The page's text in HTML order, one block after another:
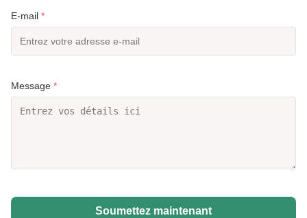
E-mail *
Message *
Soumettez maintenant